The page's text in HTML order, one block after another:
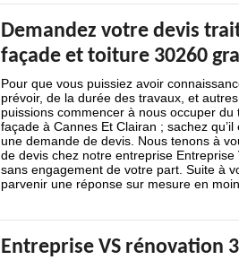
Demandez votre devis
façade et toiture 30260
Pour que vous puissiez avoir
prévoir, de la durée des travaux, et
puissions commencer à nous occuper
façade à Cannes Et Clairan ; sachez
une demande de devis. Nous tenons à
de devis chez notre entreprise
sans engagement de votre part. Suite à
parvenir une réponse sur mesure en
Entreprise VS rénovation